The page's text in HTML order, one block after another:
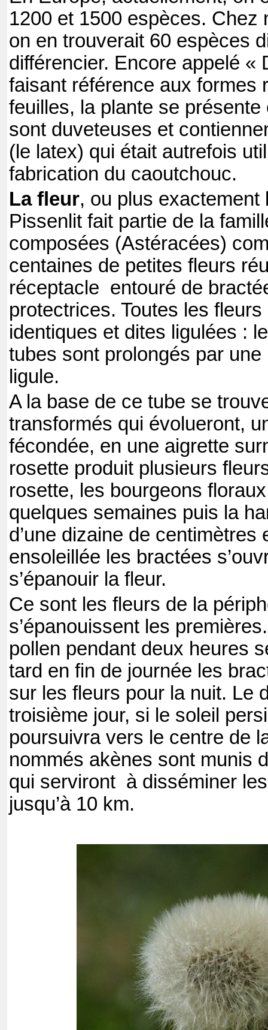
1200 et 1500 espèces. Chez
on en trouverait 60 espèces
différencier. Encore appelé «
faisant référence aux formes
feuilles, la plante se
sont duveteuses et
(le latex) qui était autrefois
fabrication du caoutchouc.
La fleur, ou plus exactement
Pissenlit fait partie de la
composées (Astéracées)
centaines de petites fleurs
réceptacle entouré de
protectrices. Toutes les
identiques et dites ligulées :
tubes sont prolongés par
ligule.
A la base de ce tube se
transformés qui évolueront,
fécondée, en une aigrette
rosette produit plusieurs
rosette, les bourgeons
quelques semaines puis la
d’une dizaine de centimètres
ensoleillée les bractées
s’épanouir la fleur.
Ce sont les fleurs de la
s’épanouissent les
pollen pendant deux heures
tard en fin de journée les
sur les fleurs pour la nuit. Le
troisième jour, si le soleil
poursuivra vers le centre de
nommés akènes sont munis
qui serviront à disséminer
jusqu’à 10 km.